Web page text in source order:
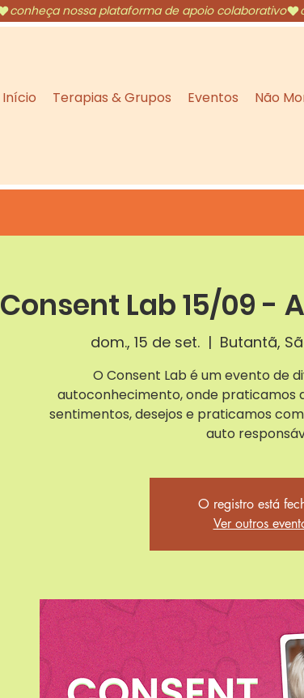
Início Terapias & Grupos Eventos Não
Consent Lab 15/09 -
dom., 15 de set.
  |
Butantã,
O Consent Lab é um evento de
autoconhecimento, onde praticamos
sentimentos, desejos e praticamos
auto
O registro está
Ver outros